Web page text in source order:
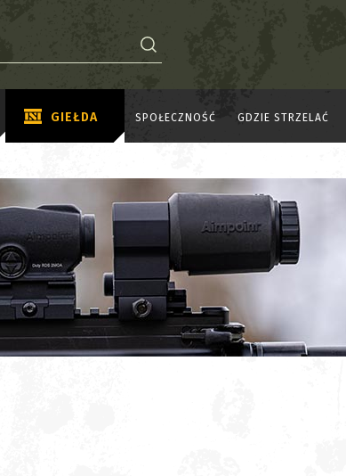
GIEŁDA SPOŁECZNOŚĆ GDZIE STRZELAĆ